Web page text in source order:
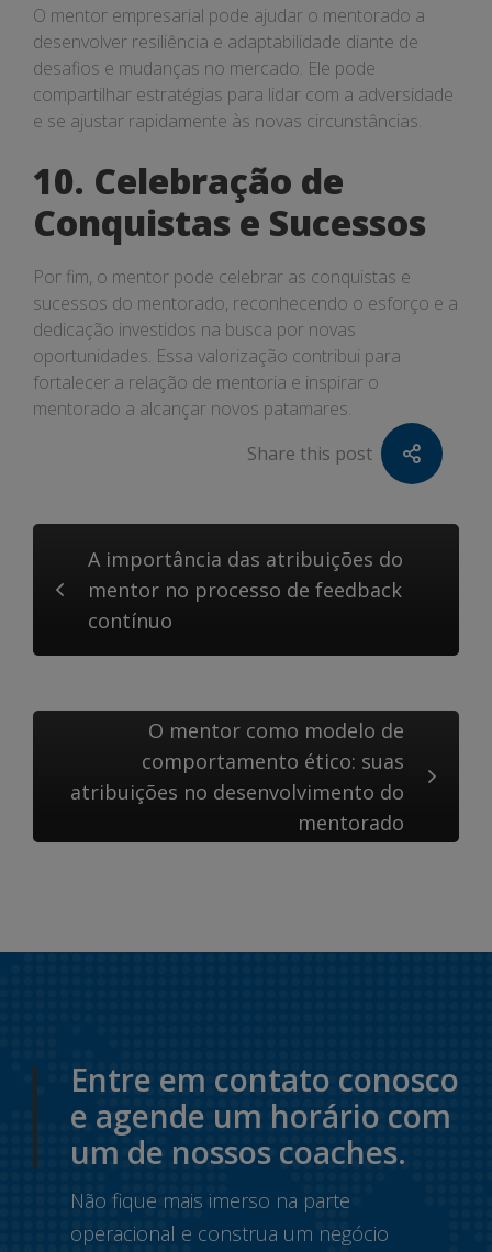
O mentor empresarial pode ajudar o mentorado a
desenvolver resiliência e adaptabilidade diante de
desafios e mudanças no mercado. Ele pode
compartilhar estratégias para lidar com a adversidade
e se ajustar rapidamente às novas circunstâncias.
10. Celebração de
Conquistas e Sucessos
Por fim, o mentor pode celebrar as conquistas e
sucessos do mentorado, reconhecendo o esforço e a
dedicação investidos na busca por novas
oportunidades. Essa valorização contribui para
fortalecer a relação de mentoria e inspirar o
mentorado a alcançar novos patamares.
Share this post
A importância das atribuições do
mentor no processo de feedback
contínuo
O mentor como modelo de
comportamento ético: suas
atribuições no desenvolvimento do
mentorado
Entre em contato conosco
e agende um horário com
um de nossos coaches.
Não fique mais imerso na parte
operacional e construa um negócio